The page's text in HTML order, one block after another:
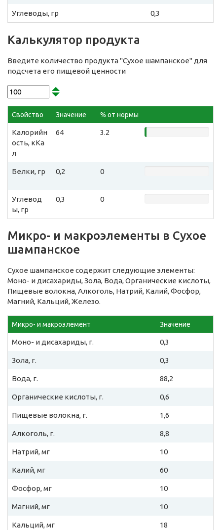
Углеводы, гр 0,3
Калькулятор продукта
Введите количество продукта "Сухое шампанское" для
подсчета его пищевой ценности
Свойство Значение % от нормы
Калорийн
ость, кКа
л
64 3.2
Белки, гр 0,2 0
Углевод
ы, гр
0,3 0
Микро- и макроэлементы в Сухое
шампанское
Сухое шампанское содержит следующие элементы:
Моно- и дисахариды, Зола, Вода, Органические кислоты,
Пищевые волокна, Алкоголь, Натрий, Калий, Фосфор,
Магний, Кальций, Железо.
Микро- и макроэлемент Значение
Моно- и дисахариды, г. 0,3
Зола, г. 0,3
Вода, г. 88,2
Органические кислоты, г. 0,6
Пищевые волокна, г. 1,6
Алкоголь, г. 8,8
Натрий, мг 10
Калий, мг 60
Фосфор, мг 10
Магний, мг 10
Кальций, мг 18